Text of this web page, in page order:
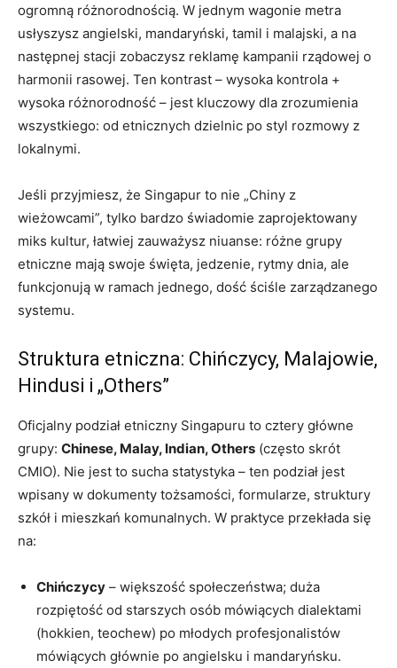
ogromną różnorodnością. W jednym wagonie metra
usłyszysz angielski, mandaryński, tamil i malajski, a na
następnej stacji zobaczysz reklamę kampanii rządowej o
harmonii rasowej. Ten kontrast – wysoka kontrola +
wysoka różnorodność – jest kluczowy dla zrozumienia
wszystkiego: od etnicznych dzielnic po styl rozmowy z
lokalnymi.
Jeśli przyjmiesz, że Singapur to nie „Chiny z
wieżowcami”, tylko bardzo świadomie zaprojektowany
miks kultur, łatwiej zauważysz niuanse: różne grupy
etniczne mają swoje święta, jedzenie, rytmy dnia, ale
funkcjonują w ramach jednego, dość ściśle zarządzanego
systemu.
Struktura etniczna: Chińczycy, Malajowie,
Hindusi i „Others”
Oficjalny podział etniczny Singapuru to cztery główne
grupy: Chinese, Malay, Indian, Others (często skrót
CMIO). Nie jest to sucha statystyka – ten podział jest
wpisany w dokumenty tożsamości, formularze, struktury
szkół i mieszkań komunalnych. W praktyce przekłada się
na:
Chińczycy – większość społeczeństwa; duża
rozpiętość od starszych osób mówiących dialektami
(hokkien, teochew) po młodych profesjonalistów
mówiących głównie po angielsku i mandaryńsku.